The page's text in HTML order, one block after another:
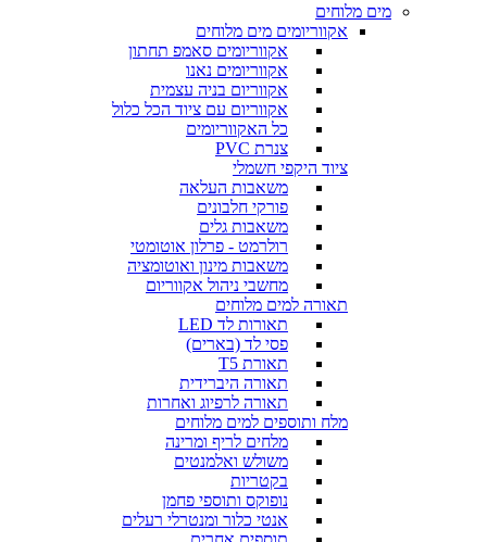
מים מלוחים
אקווריומים מים מלוחים
אקווריומים סאמפ תחתון
אקווריומים נאנו
אקווריום בניה עצמית
אקווריום עם ציוד הכל כלול
כל האקווריומים
צנרת PVC
ציוד היקפי חשמלי
משאבות העלאה
פורקי חלבונים
משאבות גלים
רולרמט - פרלון אוטומטי
משאבות מינון ואוטומציה
מחשבי ניהול אקווריום
תאורה למים מלוחים
תאורות לד LED
פסי לד (בארים)
תאורת T5
תאורה היברידית
תאורה לרפיוג ואחרות
מלח ותוספים למים מלוחים
מלחים לריף ומרינה
משולש ואלמנטים
בקטריות
נופוקס ותוספי פחמן
אנטי כלור ומנטרלי רעלים